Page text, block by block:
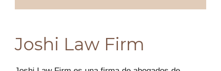
Joshi Law Firm